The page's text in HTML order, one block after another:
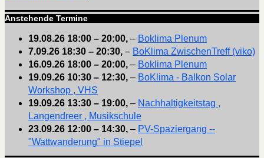
Anstehende Termine
19.08.26 18:00 – 20:00, – Boklima Plenum
7.09.26 18:30 – 20:30, – BoKlima ZwischenTreff (viko)
16.09.26 18:00 – 20:00, – Boklima Plenum
19.09.26 10:30 – 12:30, – BoKlima - Balkon Solar
Workshop , VHS
19.09.26 13:30 – 19:00, – Nachhaltigkeitstag ,
Langendreer , Musikschule
23.09.26 12:00 – 14:30, – PV-Spaziergang --
"Wattwanderung" in Stiepel